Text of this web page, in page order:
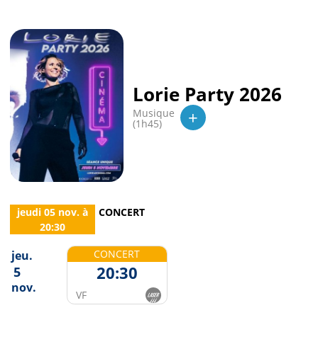
Lorie Party 2026
Musique
(1h45) +
jeudi 05 nov.à
20:30
CONCERT
jeu.
5
nov.
CONCERT
20:30
VF